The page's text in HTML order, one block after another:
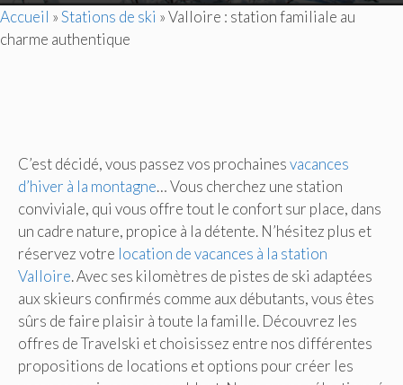
Accueil »Stations de ski »Valloire : station familiale au
charme authentique
C’est décidé, vous passez vos prochainesvacances
d’hiver à la montagne… Vous cherchez une station
conviviale, qui vous offre tout le confort sur place, dans
un cadre nature, propice à la détente. N’hésitez plus et
réservez votre location de vacances à la station
Valloire. Avec ses kilomètres de pistes de ski adaptées
aux skieurs confirmés comme aux débutants, vous êtes
sûrs de faire plaisir à toute la famille. Découvrez les
offres de Travelski et choisissez entre nos différentes
propositions de locations et options pour créer les